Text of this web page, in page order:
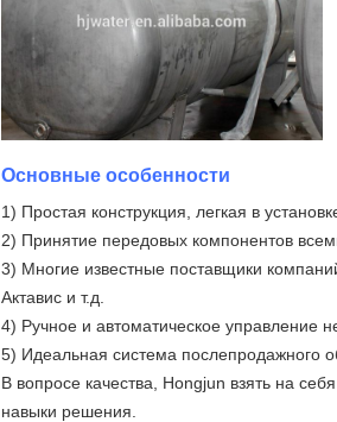
Основные особенности
1) Простая конструкция, легкая в
2) Принятие передовых компонентов
3) Многие известные поставщики
Актавис и т.д.
4) Ручное и автоматическое управление
5) Идеальная система послепродажного
В вопросе качества, Hongjun взять на
навыки решения.